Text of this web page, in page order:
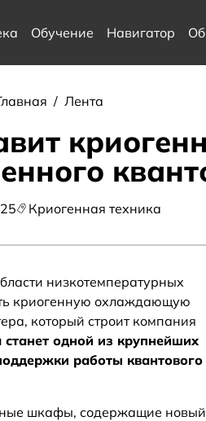
Обучение Навигатор
/ Лента
Криогенная техника
низкотемпературных
криогенную охлаждающую
который строит компания
станет одной из крупнейших
работы квантового
шкафы, содержащие новый